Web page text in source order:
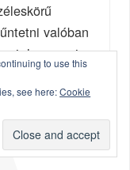
valóban
lenyomni az
REPLY
to use this
see here:Cookie